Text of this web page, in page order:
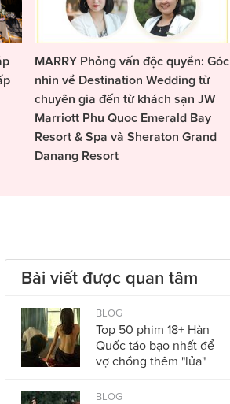
MARRY Phỏng vấn độc quyền: Góc
nhìn về Destination Wedding từ
chuyên gia đến từ khách sạn JW
Marriott Phu Quoc Emerald Bay
Resort & Spa và Sheraton Grand
Danang Resort
Bài viết được quan tâm
BLOG
Top 50 phim 18+ Hàn
Quốc táo bạo nhất để
vợ chồng thêm "lửa"
BLOG